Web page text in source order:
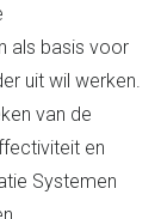
als basis voor
uit wil werken.
van de
en
Systemen